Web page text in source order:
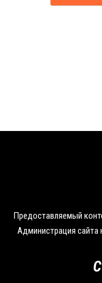
Предоставляемый
Администрация сайта